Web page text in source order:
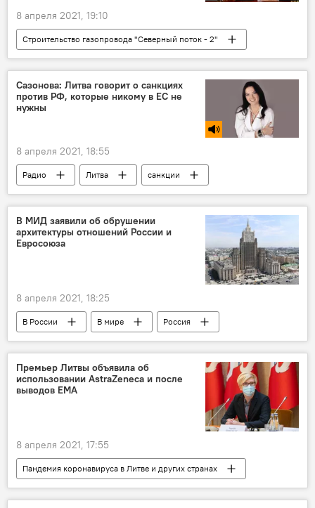
8 апреля 2021, 19:10
Строительство газопровода "Северный поток - 2"
В России
В мире
Энергетика. LIVE
Сергей Лавров
Соединенные Штаты Америки
Сазонова: Литва говорит о санкциях
против РФ, которые никому в ЕС не
нужны
8 апреля 2021, 18:55
Радио Литва
санкции
Россия
В МИД заявили об обрушении
архитектуры отношений России и
Евросоюза
8 апреля 2021, 18:25
В России В мире
Россия
Европейский Союз
Брюссель
Премьер Литвы объявила об
использовании AstraZeneca и после
выводов EMA
8 апреля 2021, 17:55
Пандемия коронавируса в Литве и других странах
Политика
Ингрида Шимоните